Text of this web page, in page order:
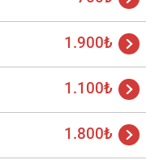
1.900₺
1.100₺
1.800₺